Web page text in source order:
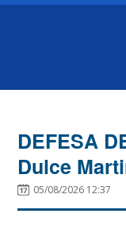
DEFESA
Dulce
05/08/2026 12:37